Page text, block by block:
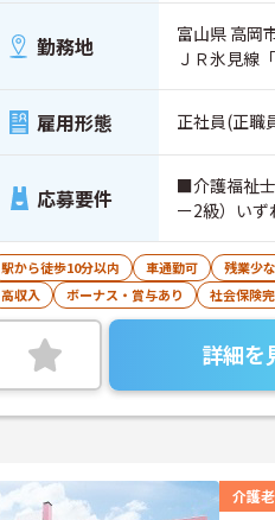
勤務地
富山県 高岡
ＪＲ氷見線
雇用形態 正社員(正職
応募要件
■介護福祉
ー2級）い
駅から徒歩10分以内 車通勤可 残業少
高収入
ボーナス・賞与あり 社会保険
詳細を
介護